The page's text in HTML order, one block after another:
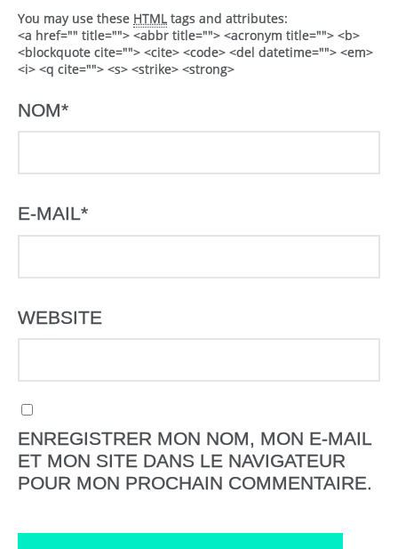
You may use these HTML tags and attributes:
<a href="" title=""> <abbr title=""> <acronym title=""> <b>
<blockquote cite=""> <cite> <code> <del datetime=""> <em>
<i> <q cite=""> <s> <strike> <strong>
NOM*
E-MAIL*
WEBSITE
ENREGISTRER MON NOM, MON E-MAIL
ET MON SITE DANS LE NAVIGATEUR
POUR MON PROCHAIN COMMENTAIRE.